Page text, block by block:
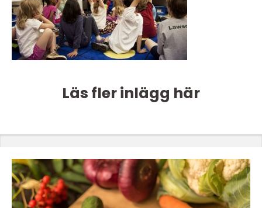
Läs fler inlägg här